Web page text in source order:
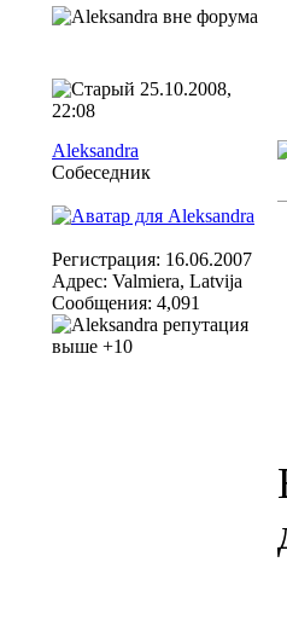
25.10.2008,
22:08
Aleksandra
Собеседник
Регистрация: 16.06.2007
Адрес: Valmiera, Latvija
Сообщения: 4,091